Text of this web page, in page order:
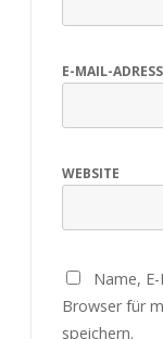
E-MAIL-
WEBSITE
Name,
Browser für
speichern.